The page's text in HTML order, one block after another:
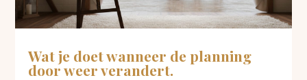
Wat je doet wanneer de planning
door weer verandert.